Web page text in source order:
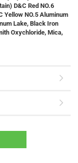
D&C Red NO.6
Yellow NO.5 Aluminum
Lake, Black Iron
Oxychloride, Mica,